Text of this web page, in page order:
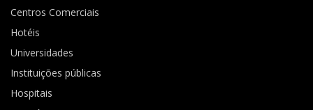
Centros Comerciais
Hotéis
Universidades
Instituições públicas
Hospitais